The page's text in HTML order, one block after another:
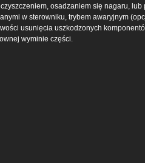
osadzaniem się nagaru,
w sterowniku, trybem awaryjnym
usunięcia uszkodzonych
wyminie części.